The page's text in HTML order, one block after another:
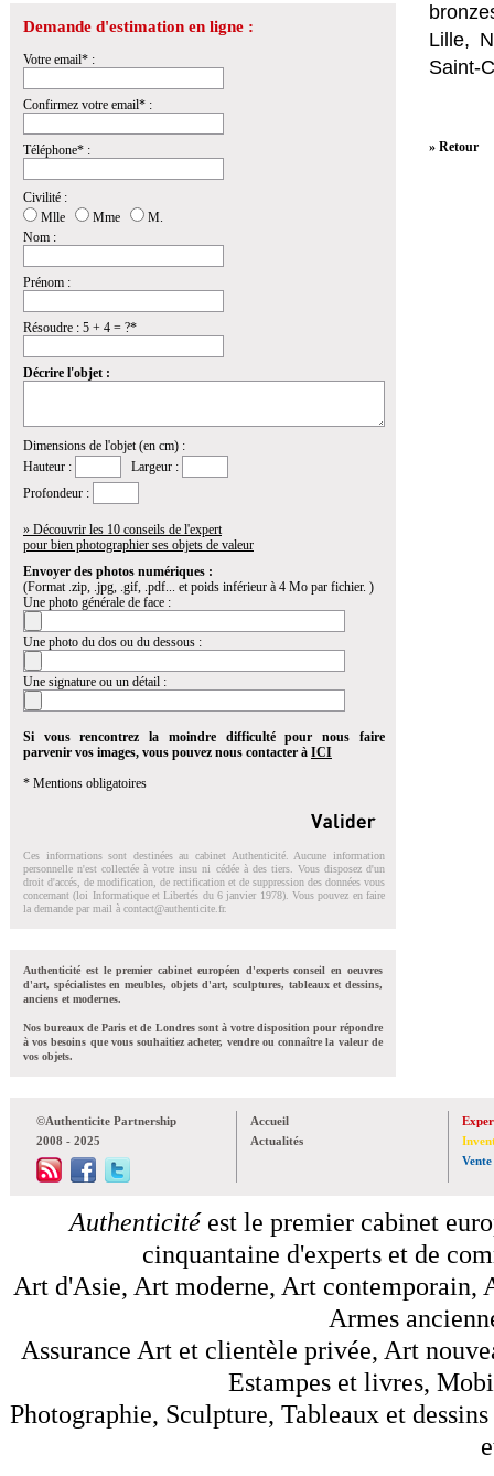
Demande d'estimation en ligne :
Votre email* :
Confirmez votre email* :
Téléphone* :
Civilité :
Mlle
Mme
M.
Nom :
Prénom :
Résoudre : 5 + 4 = ?*
Décrire l'objet :
Dimensions de l'objet (en cm) :
Hauteur :
Largeur :
Profondeur :
» Découvrir les 10 conseils de l'expert
pour bien photographier ses objets de valeur
Envoyer des photos numériques :
(Format .zip, .jpg, .gif, .pdf... et poids inférieur à 4 Mo par fichier. )
Une photo générale de face :
Une photo du dos ou du dessous :
Une signature ou un détail :
Si vous rencontrez la moindre difficulté pour nous faire
parvenir vos images, vous pouvez nous contacter à ICI
* Mentions obligatoires
Ces informations sont destinées au cabinet Authenticité. Aucune information
personnelle n'est collectée à votre insu ni cédée à des tiers. Vous disposez d'un
droit d'accés, de modification, de rectification et de suppression des données vous
concernant (loi Informatique et Libertés du 6 janvier 1978). Vous pouvez en faire
la demande par mail à contact@authenticite.fr.
Authenticité est le premier cabinet européen d'experts conseil en oeuvres
d'art, spécialistes en meubles, objets d'art, sculptures, tableaux et dessins,
anciens et modernes.
Nos bureaux de Paris et de Londres sont à votre disposition pour répondre
à vos besoins que vous souhaitiez acheter, vendre ou connaître la valeur de
vos objets.
Lille,
Saint-
» Retour
©Authenticite Partnership
2008 - 2025
Accueil
Actualités
Vente
Authenticitéest le premier cabinet
cinquantaine d'experts et de
Art d'Asie, Art moderne, Art contemporain,
Armes
Assurance Art et clientèle privée, Art
Estampes et livres,
Photographie, Sculpture, Tableaux et